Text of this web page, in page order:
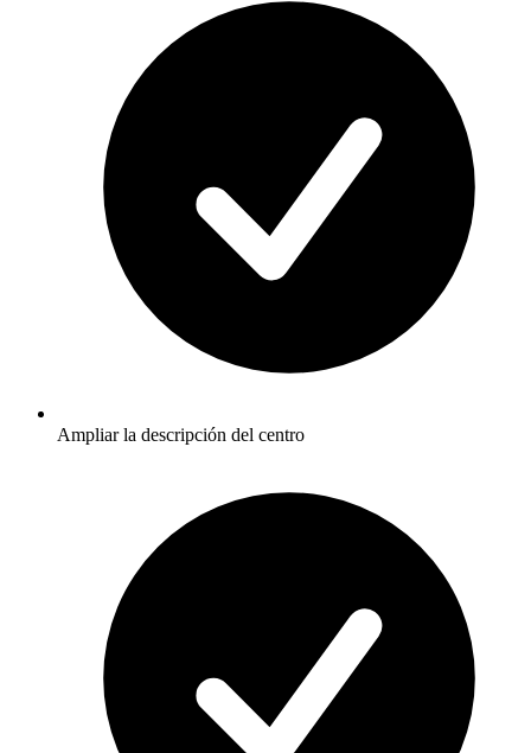
Ampliar la descripción del centro